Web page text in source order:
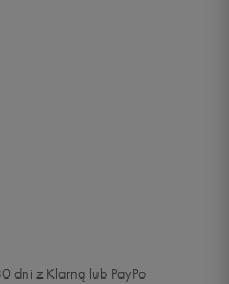
dni z Klarną lub PayPo